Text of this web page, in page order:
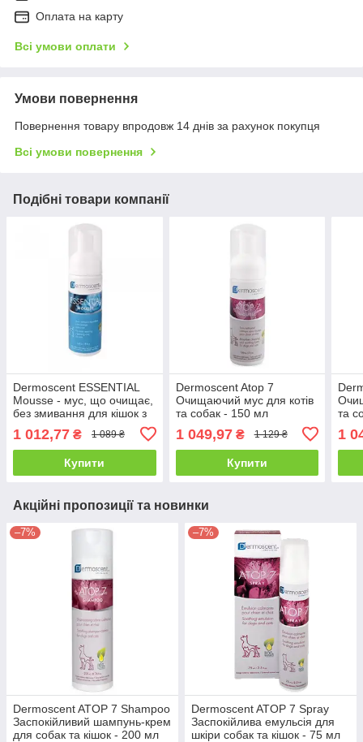
Оплата на карту
Всі умови оплати
Умови повернення
Повернення товару впродовж 14 днів за рахунок покупця
Всі умови повернення
Подібні товари компанії
Dermoscent ESSENTIAL
Mousse - мус, що очищає,
без змивання для кішок з
чутливою шкірою - 150 мл
1 012,77 ₴ 1 089 ₴
Купити
Dermoscent Atop 7
Очищаючий мус для котів
та собак - 150 мл
1 049,97₴ 1 129 ₴
Купити
та
1
Акційні пропозиції та новинки
–7%
Dermoscent ATOP 7 Shampoo
Заспокійливий шампунь-крем
для собак та кішок - 200 мл
–7%
Dermoscent ATOP 7 Spray
Заспокійлива емульсія для
шкіри собак та кішок - 75 мл